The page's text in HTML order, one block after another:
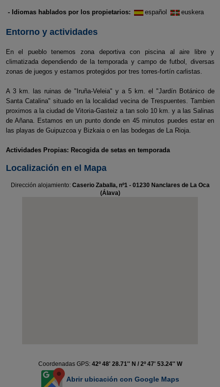
- Idiomas hablados por los propietarios: español euskera
Entorno y actividades
En el pueblo tenemos zona deportiva con piscina al aire libre y
climatizada dependiendo de la temporada y campo de futbol, diversas
zonas de juegos y estamos protegidos por tres torres-fortín carlistas.
A 3 km. las ruinas de "Iruña-Veleia" y a 5 km. el "Jardín Botánico de
Santa Catalina" situado en la localidad vecina de Trespuentes. Tambien
proximos a la ciudad de Vitoria-Gasteiz a tan solo 10 km. y a las Salinas
de Añana. Estamos en un punto donde en 45 minutos puedes estar en
las playas de Guipuzcoa y Bizkaia o en las bodegas de La Rioja.
Actividades Propias: Recogida de setas en temporada
Localización en el Mapa
Dirección alojamiento: Caserio Zaballa, nº1 - 01230 Nanclares de La Oca
(Álava)
Coordenadas GPS: 42º 48' 28.71'' N / 2º 47' 53.24'' W
Abrir ubicación con Google Maps